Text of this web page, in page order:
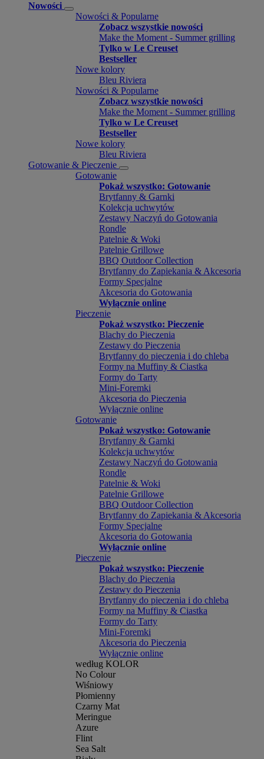
Nowości
Nowości & Popularne
Zobacz wszystkie nowości
Make the Moment - Summer grilling
Tylko w Le Creuset
Bestseller
Nowe kolory
Bleu Riviera
Nowości & Popularne
Zobacz wszystkie nowości
Make the Moment - Summer grilling
Tylko w Le Creuset
Bestseller
Nowe kolory
Bleu Riviera
Gotowanie & Pieczenie
Gotowanie
Pokaż wszystko: Gotowanie
Brytfanny & Garnki
Kolekcja uchwytów
Zestawy Naczyń do Gotowania
Rondle
Patelnie & Woki
Patelnie Grillowe
BBQ Outdoor Collection
Brytfanny do Zapiekania & Akcesoria
Formy Specjalne
Akcesoria do Gotowania
Wyłącznie online
Pieczenie
Pokaż wszystko: Pieczenie
Blachy do Pieczenia
Zestawy do Pieczenia
Brytfanny do pieczenia i do chleba
Formy na Muffiny & Ciastka
Formy do Tarty
Mini-Foremki
Akcesoria do Pieczenia
Wyłącznie online
Gotowanie
Pokaż wszystko: Gotowanie
Brytfanny & Garnki
Kolekcja uchwytów
Zestawy Naczyń do Gotowania
Rondle
Patelnie & Woki
Patelnie Grillowe
BBQ Outdoor Collection
Brytfanny do Zapiekania & Akcesoria
Formy Specjalne
Akcesoria do Gotowania
Wyłącznie online
Pieczenie
Pokaż wszystko: Pieczenie
Blachy do Pieczenia
Zestawy do Pieczenia
Brytfanny do pieczenia i do chleba
Formy na Muffiny & Ciastka
Formy do Tarty
Mini-Foremki
Akcesoria do Pieczenia
Wyłącznie online
według KOLOR
No Colour
Wiśniowy
Płomienny
Czarny Mat
Meringue
Azure
Flint
Sea Salt